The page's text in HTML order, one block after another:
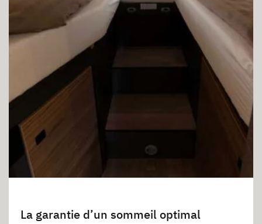
La garantie d’un sommeil optimal